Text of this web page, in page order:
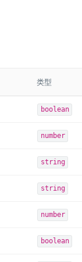
类型
boolean
number
string
string
number
boolean